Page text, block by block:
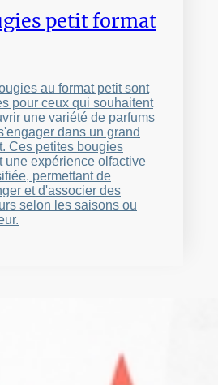
petit format
au format petit sont
pour ceux qui souhaitent
une variété de parfums
dans un grand
Ces petites bougies
une expérience olfactive
permettant de
et d'associer des
selon les saisons ou